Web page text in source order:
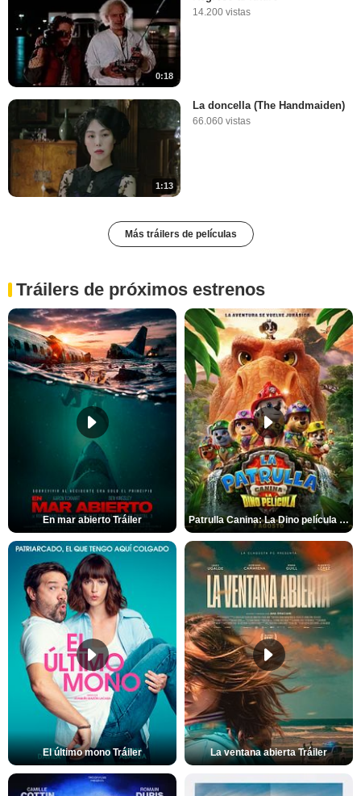
0:18
14.200 vistas
1:13
La doncella (The Handmaiden)
66.060 vistas
Más tráilers de películas
Tráilers de próximos estrenos
En mar abierto Tráiler Patrulla Canina: La Dino película Tráiler VO
El último mono Tráiler La ventana abierta Tráiler